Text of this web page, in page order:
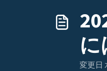
に
変更日